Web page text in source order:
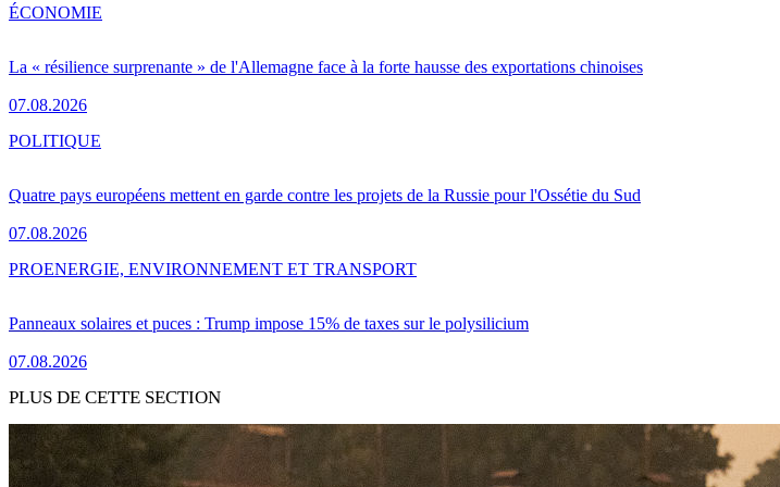
La « résilience surprenante » de l'Allemagne face à la forte hausse des exportations chinoises
07.08.2026
ÉCONOMIE
Quatre pays européens mettent en garde contre les projets de la Russie pour l'Ossétie du Sud
07.08.2026
POLITIQUE
Panneaux solaires et puces : Trump impose 15% de taxes sur le polysilicium
07.08.2026
PROENERGIE, ENVIRONNEMENT ET TRANSPORT
PLUS DE CETTE SECTION